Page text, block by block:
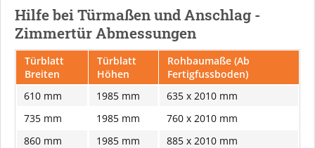
Hilfe bei Türmaßen und Anschlag -
Zimmertür Abmessungen
Türblatt
Breiten
Türblatt
Höhen
Rohbaumaße (Ab
Fertigfussboden)
610 mm
1985 mm
635 x 2010 mm
735 mm
1985 mm
760 x 2010 mm
860 mm
1985 mm
885 x 2010 mm